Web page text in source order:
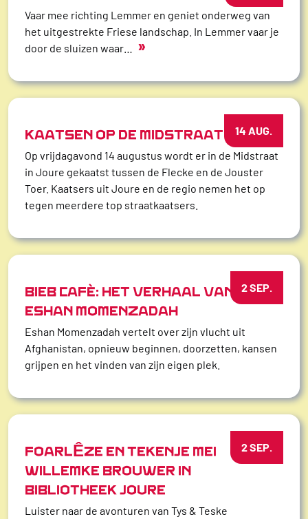
Vaar mee richting Lemmer en geniet onderweg van
het uitgestrekte Friese landschap. In Lemmer vaar je
door de sluizen waar…
»
14 AUG.
KAATSEN OP DE MIDSTRAAT
Op vrijdagavond 14 augustus wordt er in de Midstraat
in Joure gekaatst tussen de Flecke en de Jouster
Toer. Kaatsers uit Joure en de regio nemen het op
tegen meerdere top straatkaatsers.
2 SEP.
BIEB CAFÉ: HET VERHAAL VAN
ESHAN MOMENZADAH
Eshan Momenzadah vertelt over zijn vlucht uit
Afghanistan, opnieuw beginnen, doorzetten, kansen
grijpen en het vinden van zijn eigen plek.
2 SEP.
FOARLÊZE EN TEKENJE MEI
WILLEMKE BROUWER IN
BIBLIOTHEEK JOURE
Luister naar de avonturen van Tys & Teske